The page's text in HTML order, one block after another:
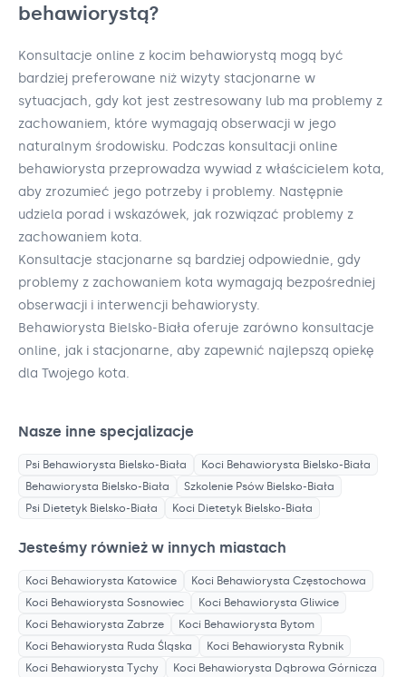
behawiorystą?
Konsultacje online z kocim behawiorystą mogą być
bardziej preferowane niż wizyty stacjonarne w
sytuacjach, gdy kot jest zestresowany lub ma problemy z
zachowaniem, które wymagają obserwacji w jego
naturalnym środowisku. Podczas konsultacji online
behawiorysta przeprowadza wywiad z właścicielem kota,
aby zrozumieć jego potrzeby i problemy. Następnie
udziela porad i wskazówek, jak rozwiązać problemy z
zachowaniem kota.
Konsultacje stacjonarne są bardziej odpowiednie, gdy
problemy z zachowaniem kota wymagają bezpośredniej
obserwacji i interwencji behawiorysty.
Behawiorysta Bielsko-Biała oferuje zarówno konsultacje
online, jak i stacjonarne, aby zapewnić najlepszą opiekę
dla Twojego kota.
Nasze inne specjalizacje
Psi Behawiorysta Bielsko-Biała Koci Behawiorysta Bielsko-Biała
Behawiorysta Bielsko-Biała Szkolenie Psów Bielsko-Biała
Psi Dietetyk Bielsko-Biała Koci Dietetyk Bielsko-Biała
Jesteśmy również w innych miastach
Koci Behawiorysta Katowice Koci Behawiorysta Częstochowa
Koci Behawiorysta Sosnowiec Koci Behawiorysta Gliwice
Koci Behawiorysta Zabrze Koci Behawiorysta Bytom
Koci Behawiorysta Ruda Śląska Koci Behawiorysta Rybnik
Koci Behawiorysta Tychy Koci Behawiorysta Dąbrowa Górnicza